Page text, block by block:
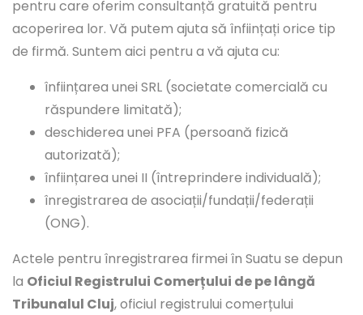
pentru care oferim consultanță gratuită pentru
acoperirea lor. Vă putem ajuta să înființați orice tip
de firmă. Suntem aici pentru a vă ajuta cu:
înființarea unei SRL (societate comercială cu
răspundere limitată);
deschiderea unei PFA (persoană fizică
autorizată);
înființarea unei II (întreprindere individuală);
înregistrarea de asociații/fundații/federații
(ONG).
Actele pentru înregistrarea firmei în Suatu se depun
la Oficiul Registrului Comerțului de pe lângă
Tribunalul Cluj, oficiul registrului comerțului